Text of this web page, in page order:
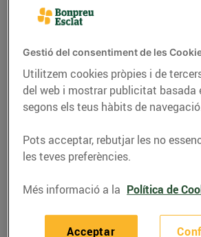
El xató: l'amanida
catalana de
Gestió del consentiment de les
Utilitzem cookies pròpies i de
del web i mostrar publicitat basada
segons els teus hàbits de
Pots acceptar, rebutjar les no
les teves preferències.
Més informació a la Política de
Acceptar